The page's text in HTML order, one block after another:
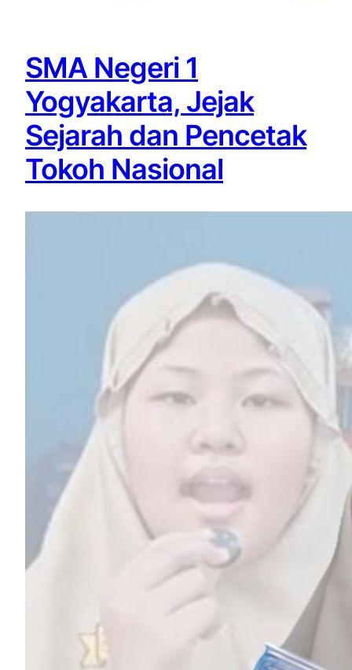
SMA Negeri 1
Yogyakarta, Jejak
Sejarah dan Pencetak
Tokoh Nasional